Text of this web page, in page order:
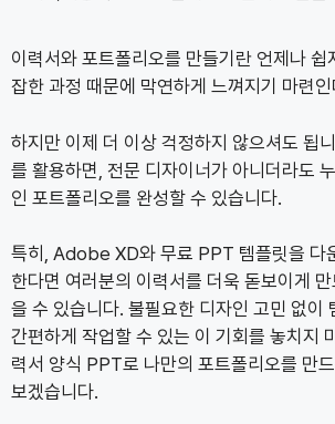
이력서와 포트폴리오를 만들기란 언제나 쉽
잡한 과정 때문에 막연하게 느껴지기 마련인
하지만 이제 더 이상 걱정하지 않으셔도 됩
를 활용하면, 전문 디자이너가 아니더라도
인 포트폴리오를 완성할 수 있습니다.
특히, Adobe XD와 무료 PPT 템플릿을 다
한다면 여러분의 이력서를 더욱 돋보이게
을 수 있습니다. 불필요한 디자인 고민 없이
간편하게 작업할 수 있는 이 기회를 놓치지
력서 양식 PPT로 나만의 포트폴리오를 만
보겠습니다.